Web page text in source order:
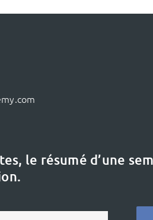
le résumé d’une